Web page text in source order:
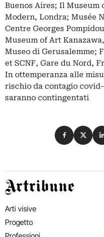
Buenos Aires; Il Museum
Modern, Londra; Musée
Centre Georges
Museum of Art
Museo di Gerusalemme;
et SCNF, Gare du Nord,
In ottemperanza alle
rischio da contagio
saranno contingentati
Condividi su
Artribune
Arti visive
Progetto